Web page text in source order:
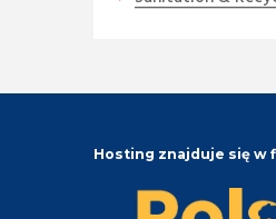
Hosting znajduje się w